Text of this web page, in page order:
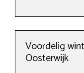
Voordelig
Oosterwijk